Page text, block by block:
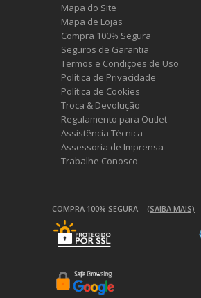
Mapa do Site
Mapa de Lojas
Compra 100% Segura
Seguros de Garantia
Termos e Condições de Uso
Política de Privacidade
Política de Cookies
Troca & Devolução
Regulamento para Outlet
Assistência Técnica
Assessoria de Imprensa
Trabalhe Conosco
COMPRA 100% SEGURA (SAIBA MAIS)